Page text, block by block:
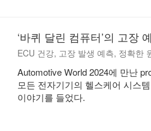
‘바퀴 달린 컴퓨터’의 고장
ECU 건강, 고장 발생 예측, 정확한
Automotive World 2024에 만난
모든 전자기기의 헬스케어 시스
이야기를 들었다.